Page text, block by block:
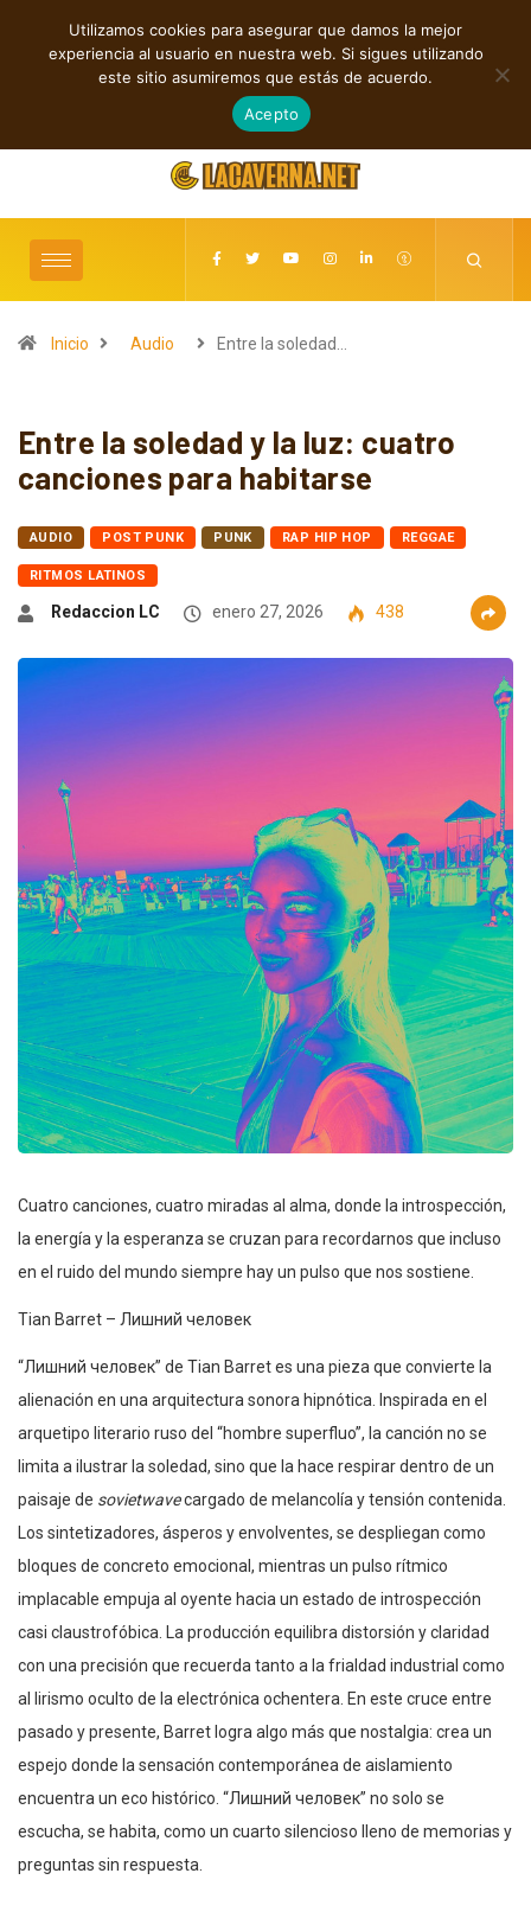
TENDENCIAS
Rock, folk e indie: cuatro estrenos independientes por descubrir
agosto 7, 2026
Inicio Audio Entre la soledad…
Entre la soledad y la luz: cuatro
canciones para habitarse
AUDIO POST PUNK PUNK RAP HIP HOP REGGAE
RITMOS LATINOS
Redaccion LC enero 27, 2026 438
Cuatro canciones, cuatro miradas al alma, donde la introspección,
la energía y la esperanza se cruzan para recordarnos que incluso
en el ruido del mundo siempre hay un pulso que nos sostiene.
Tian Barret – Лишний человек
“Лишний человек” de Tian Barret es una pieza que convierte la
alienación en una arquitectura sonora hipnótica. Inspirada en el
arquetipo literario ruso del “hombre superfluo”, la canción no se
limita a ilustrar la soledad, sino que la hace respirar dentro de un
paisaje de sovietwavecargado de melancolía y tensión contenida.
Los sintetizadores, ásperos y envolventes, se despliegan como
bloques de concreto emocional, mientras un pulso rítmico
implacable empuja al oyente hacia un estado de introspección
casi claustrofóbica. La producción equilibra distorsión y claridad
con una precisión que recuerda tanto a la frialdad industrial como
al lirismo oculto de la electrónica ochentera. En este cruce entre
pasado y presente, Barret logra algo más que nostalgia: crea un
espejo donde la sensación contemporánea de aislamiento
encuentra un eco histórico. “Лишний человек” no solo se
escucha, se habita, como un cuarto silencioso lleno de memorias y
preguntas sin respuesta.
Utilizamos cookies para asegurar que damos la mejor
experiencia al usuario en nuestra web. Si sigues utilizando
este sitio asumiremos que estás de acuerdo.
Acepto